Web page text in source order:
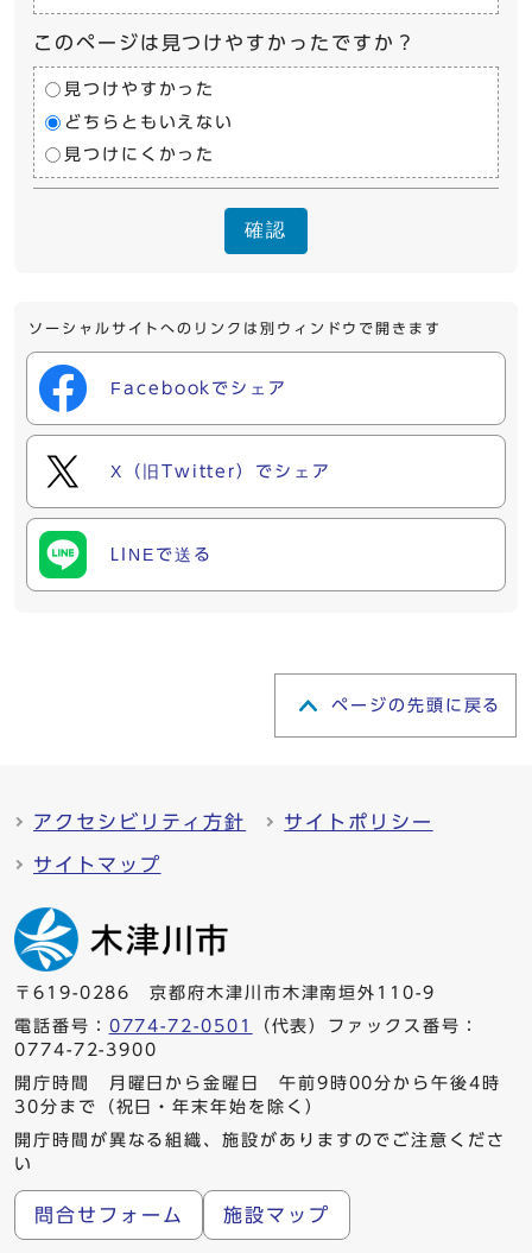
このページは見つけやすかったですか？
見つけやすかった
どちらともいえない
見つけにくかった
確認
ソーシャルサイトへのリンクは別ウィンドウで開きます
Facebookでシェア
X（旧Twitter）でシェア
LINEで送る
ページの先頭に戻る
アクセシビリティ方針 サイトポリシー
サイトマップ
〒619-0286 京都府木津川市木津南垣外110-9
電話番号： 0774-72-0501
（代表）ファックス番号：
0774-72-3900
開庁時間 月曜日から金曜日 午前9時00分から午後4時
30分まで（祝日・年末年始を除く）
開庁時間が異なる組織、施設がありますのでご注意くださ
い
問合せフォーム 施設マップ